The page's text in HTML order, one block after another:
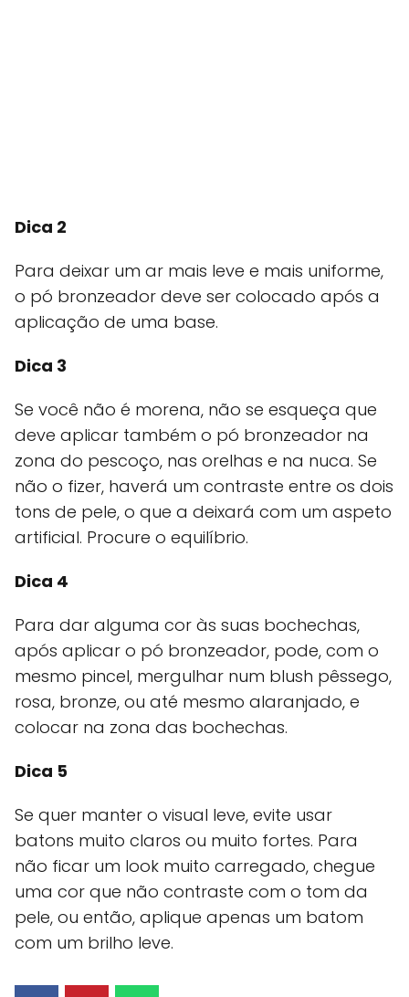
Dica 2
Para deixar um ar mais leve e mais uniforme,
o pó bronzeador deve ser colocado após a
aplicação de uma base.
Dica 3
Se você não é morena, não se esqueça que
deve aplicar também o pó bronzeador na
zona do pescoço, nas orelhas e na nuca. Se
não o fizer, haverá um contraste entre os dois
tons de pele, o que a deixará com um aspeto
artificial. Procure o equilíbrio.
Dica 4
Para dar alguma cor às suas bochechas,
após aplicar o pó bronzeador, pode, com o
mesmo pincel, mergulhar num blush pêssego,
rosa, bronze, ou até mesmo alaranjado, e
colocar na zona das bochechas.
Dica 5
Se quer manter o visual leve, evite usar
batons muito claros ou muito fortes. Para
não ficar um look muito carregado, chegue
uma cor que não contraste com o tom da
pele, ou então, aplique apenas um batom
com um brilho leve.